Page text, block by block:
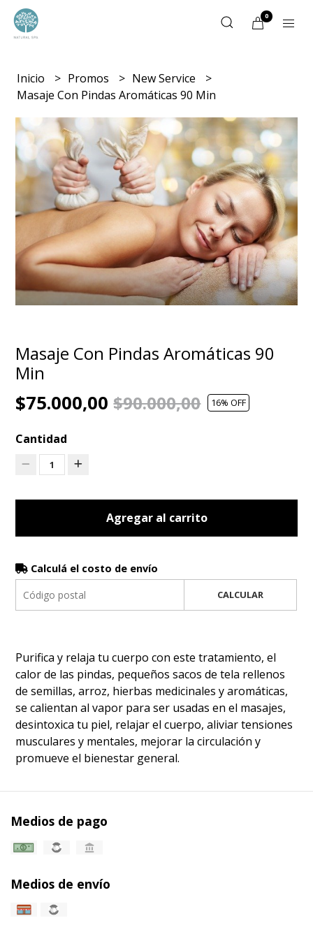
0
Inicio Promos
New Service
Masaje Con Pindas Aromáticas 90 Min
Masaje Con Pindas Aromáticas 90
Min
$75.000,00$90.000,00 16% OFF
Cantidad
1
Agregar al carrito
Calculá el costo de envío
CALCULAR
Purifica y relaja tu cuerpo con este tratamiento, el
calor de las pindas, pequeños sacos de tela rellenos
de semillas, arroz, hierbas medicinales y aromáticas,
se calientan al vapor para ser usadas en el masajes,
desintoxica tu piel, relajar el cuerpo, aliviar tensiones
musculares y mentales, mejorar la circulación y
promueve el bienestar general.
Medios de pago
Medios de envío